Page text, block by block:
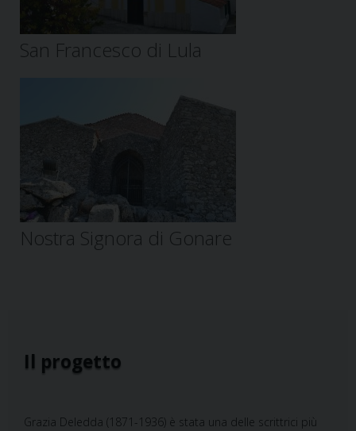
San Francesco di Lula
Nostra Signora di Gonare
Il progetto
Grazia Deledda (1871-1936) è stata una delle scrittrici più